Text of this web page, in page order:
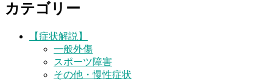
カテゴリー
【症状解説】
一般外傷
スポーツ障害
その他・慢性症状